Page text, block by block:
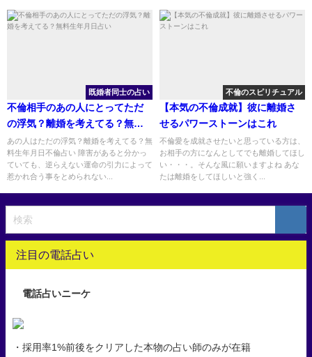
既婚者同士の占い
不倫相手のあの人にとってただ
の浮気？離婚を考えてる？無料
生年月日占い
あの人はただの浮気？離婚を考えてる？無
料生年月日不倫占い 障害があると分かっ
ていても、逆らえない運命の引力によって
惹かれ合う事をとめられない...
不倫のスピリチュアル
【本気の不倫成就】彼に離婚さ
せるパワーストーンはこれ
不倫愛を成就させたいと思っている方は、
お相手の方になんとしてでも離婚してほし
い・・・。そんな風に願いますよね あな
たは離婚をしてほしいと強く...
注目の電話占い
電話占いニーケ
・採用率1%前後をクリアした本物の占い師のみが在籍